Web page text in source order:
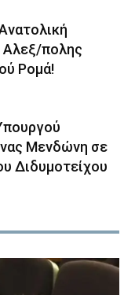
Αλεξ/πολης
Ρομά!
Μενδώνη σε
Διδυμοτείχου